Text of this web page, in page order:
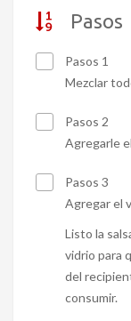
Pasos
Pasos 1
Mezclar
Pasos 2
Agregarle
Pasos 3
Agregar el
Listo la
vidrio para
del
consumir.